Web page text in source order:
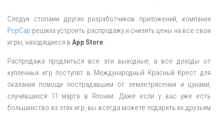
Следуя стопами других разработчиков приложений, компания
PopCap решила устроить распродажу и снизить цены на все свои
игры, находящиеся в App Store.
Распродажа продлиться все эти выходные, а все доходы от
купленных игр поступят в Международный Красный Крест для
оказания помощи пострадавшим от землетрясения и цунами,
случившихся 11 марта в Японии. Даже если у вас уже есть
большинство из этих игр, вы всегда можете подарить их друзьям